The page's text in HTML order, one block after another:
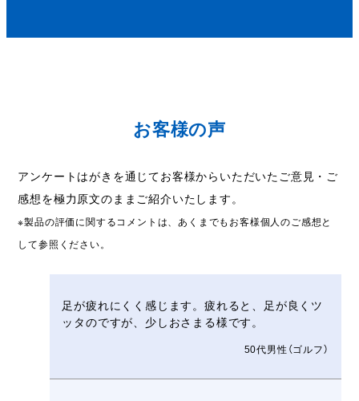
お客様の声
アンケートはがきを通じてお客様からいただいたご意見・ご
感想を極力原文のままご紹介いたします。
※製品の評価に関するコメントは、あくまでもお客様個人のご感想と
して参照ください。
足が疲れにくく感じます。疲れると、足が良くツ
ッタのですが、少しおさまる様です。
50代男性（ゴルフ）